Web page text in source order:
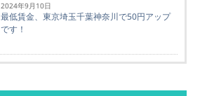
2024年9月10日
最低賃金、東京埼玉千葉神奈川で50円アップ
です！